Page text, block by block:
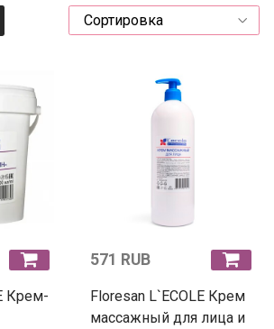
Крем-
571 RUB
Floresan L`ECOLE Крем
массажный для лица и